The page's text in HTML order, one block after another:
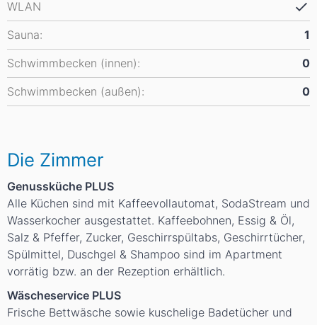
WLAN
Sauna:
1
Schwimmbecken (innen):
0
Schwimmbecken (außen):
0
Die Zimmer
Genussküche PLUS
Alle Küchen sind mit Kaffeevollautomat, SodaStream und
Wasserkocher ausgestattet. Kaffeebohnen, Essig & Öl,
Salz & Pfeffer, Zucker, Geschirrspültabs, Geschirrtücher,
Spülmittel, Duschgel & Shampoo sind im Apartment
vorrätig bzw. an der Rezeption erhältlich.
Wäscheservice PLUS
Frische Bettwäsche sowie kuschelige Badetücher und